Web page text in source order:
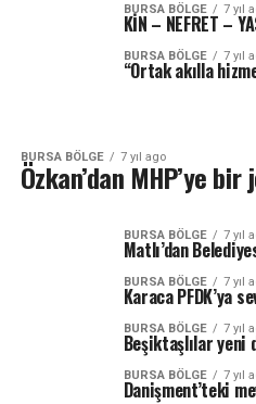
BURSA BÖLGE 7 yıl
KİN – NEFRET –
BURSA BÖLGE 7 yıl
“Ortak akılla
BURSA BÖLGE 7 yıl ago
Özkan’dan MHP’ye
BURSA BÖLGE 7 yıl
Matlı’dan
BURSA BÖLGE 7 yıl
Karaca PFDK’ya
BURSA BÖLGE 7 yıl
Beşiktaşlılar yeni
BURSA BÖLGE 7 yıl
Danişment’teki